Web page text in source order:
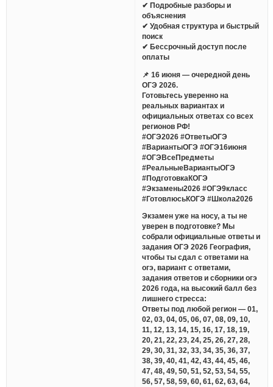
✔ Подробные разборы и
объяснения
✔ Удобная структура и быстрый
поиск
✔ Бессрочный доступ после
оплаты
📌 16 июня — очередной день
ОГЭ 2026.
Готовьтесь уверенно на
реальных вариантах и
официальных ответах со всех
регионов РФ!
#ОГЭ2026 #ОтветыОГЭ
#ВариантыОГЭ #ОГЭ16июня
#ОГЭВсеПредметы
#РеальныеВариантыОГЭ
#ПодготовкаКОГЭ
#Экзамены2026 #ОГЭ9класс
#ГотовлюсьКОГЭ #Школа2026
Экзамен уже на носу, а ты не
уверен в подготовке? Мы
собрали официальные ответы и
задания ОГЭ 2026 География,
чтобы ты сдал с ответами на
огэ, вариант с ответами,
задания ответов и сборники огэ
2026 года, на высокий балл без
лишнего стресса:
Ответы под любой регион — 01,
02, 03, 04, 05, 06, 07, 08, 09, 10,
11, 12, 13, 14, 15, 16, 17, 18, 19,
20, 21, 22, 23, 24, 25, 26, 27, 28,
29, 30, 31, 32, 33, 34, 35, 36, 37,
38, 39, 40, 41, 42, 43, 44, 45, 46,
47, 48, 49, 50, 51, 52, 53, 54, 55,
56, 57, 58, 59, 60, 61, 62, 63, 64,